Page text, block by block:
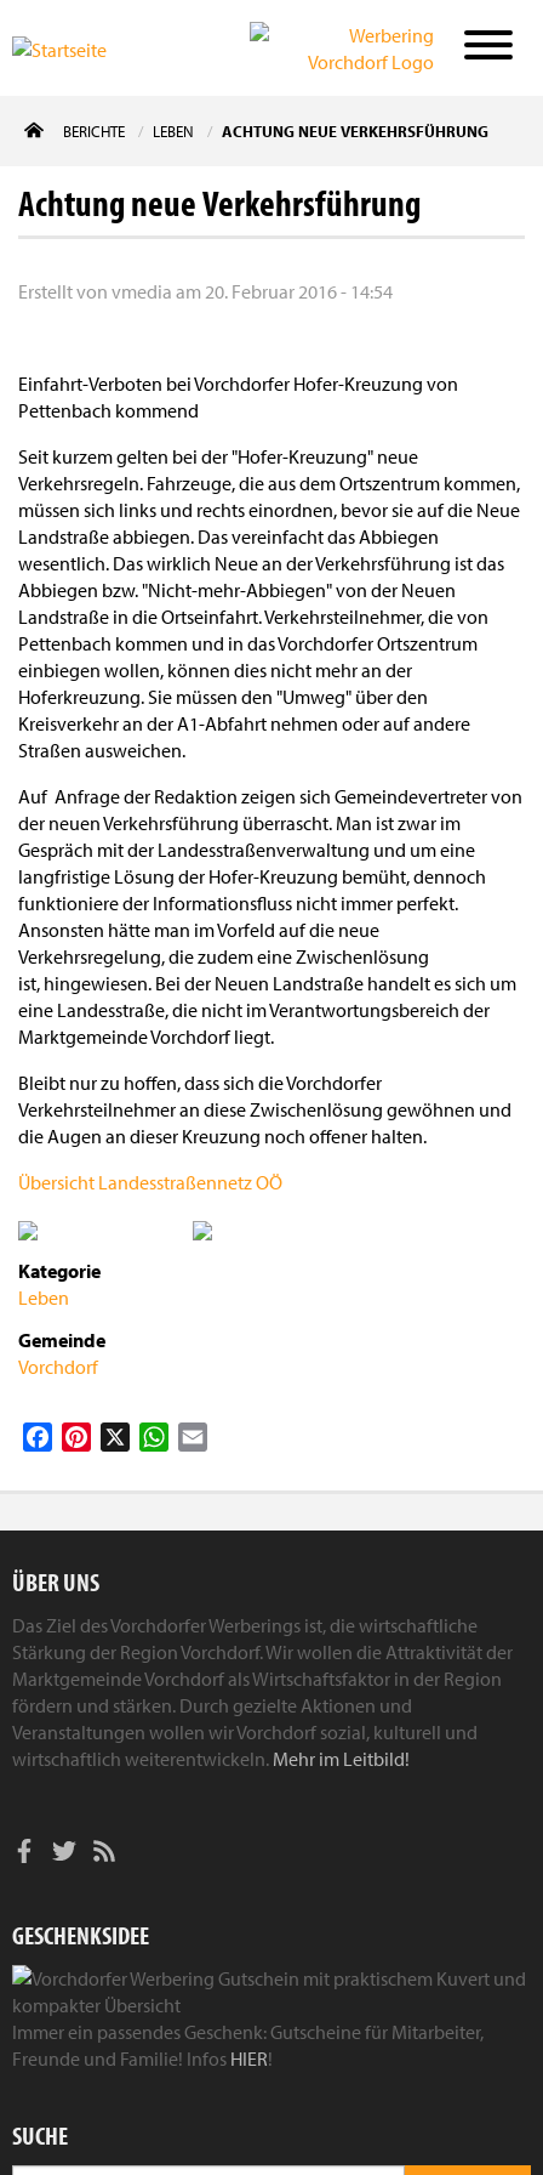
zum
BERICHTE LEBEN ACHTUNG NEUE VERKEHRSFÜHRUNG
Achtung neue Verkehrsführung
Erstellt von vmedia am 20. Februar 2016 - 14:54
Einfahrt-Verboten bei Vorchdorfer Hofer-Kreuzung von
Pettenbach kommend
Seit kurzem gelten bei der "Hofer-Kreuzung" neue
Verkehrsregeln. Fahrzeuge, die aus dem Ortszentrum kommen,
müssen sich links und rechts einordnen, bevor sie auf die Neue
Landstraße abbiegen. Das vereinfacht das Abbiegen
wesentlich. Das wirklich Neue an der Verkehrsführung ist das
Abbiegen bzw. "Nicht-mehr-Abbiegen" von der Neuen
Landstraße in die Ortseinfahrt. Verkehrsteilnehmer, die von
Pettenbach kommen und in das Vorchdorfer Ortszentrum
einbiegen wollen, können dies nicht mehr an der
Hoferkreuzung. Sie müssen den "Umweg" über den
Kreisverkehr an der A1-Abfahrt nehmen oder auf andere
Straßen ausweichen.
Auf Anfrage der Redaktion zeigen sich Gemeindevertreter von
der neuen Verkehrsführung überrascht. Man ist zwar im
Gespräch mit der Landesstraßenverwaltung und um eine
langfristige Lösung der Hofer-Kreuzung bemüht, dennoch
funktioniere der Informationsfluss nicht immer perfekt.
Ansonsten hätte man im Vorfeld auf die neue
Verkehrsregelung, die zudem eine Zwischenlösung
ist, hingewiesen. Bei der Neuen Landstraße handelt es sich um
eine Landesstraße, die nicht im Verantwortungsbereich der
Marktgemeinde Vorchdorf liegt.
Bleibt nur zu hoffen, dass sich die Vorchdorfer
Verkehrsteilnehmer an diese Zwischenlösung gewöhnen und
die Augen an dieser Kreuzung noch offener halten.
Übersicht Landesstraßennetz OÖ
Kategorie
Leben
Gemeinde
Vorchdorf
FacebookPinterest WhatsApp
ÜBER UNS
Das Ziel des Vorchdorfer Werberings ist, die wirtschaftliche
Stärkung der Region Vorchdorf. Wir wollen die Attraktivität der
Marktgemeinde Vorchdorf als Wirtschaftsfaktor in der Region
fördern und stärken. Durch gezielte Aktionen und
Veranstaltungen wollen wir Vorchdorf sozial, kulturell und
wirtschaftlich weiterentwickeln. Mehr im Leitbild!
GESCHENKSIDEE
Immer ein passendes Geschenk: Gutscheine für Mitarbeiter,
Freunde und Familie! Infos HIER!
SUCHE